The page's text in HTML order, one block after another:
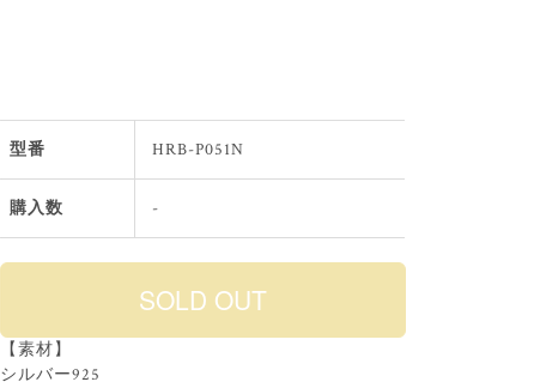
型番 HRB-P051N
購入数 -
【素材】
シルバー925